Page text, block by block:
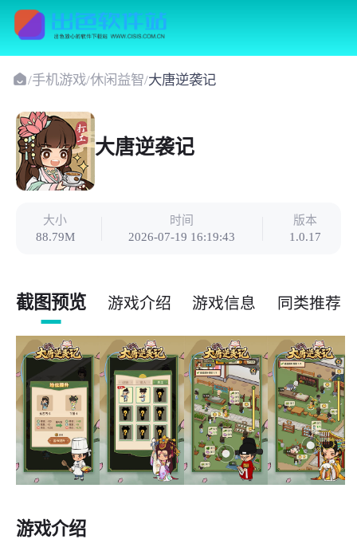
/手机游戏/休闲益智/大唐逆袭记
大唐逆袭记
大小
88.79M
时间
2026-07-19 16:19:43
版本
1.0.17
截图预览 游戏介绍 游戏信息 同类推荐
游戏介绍